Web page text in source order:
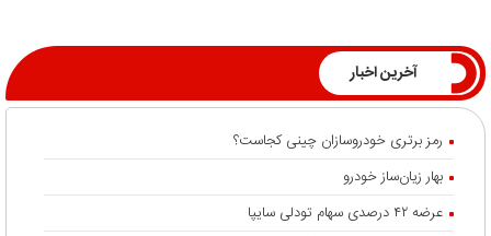
آخرین اخبار
رمز برتری خودروسازان چینی کجاست؟
بهار زیان‌ساز خودرو
عرضه ۴۲ درصدی سهام تودلی سایپا